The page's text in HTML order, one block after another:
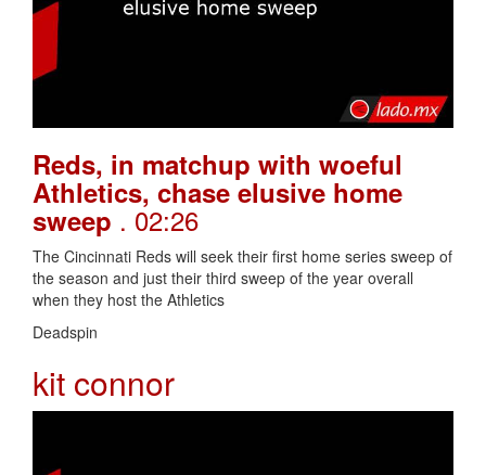
Reds, in matchup with woeful
Athletics, chase elusive home
sweep . 02:26
The Cincinnati Reds will seek their first home series sweep of
the season and just their third sweep of the year overall
when they host the Athletics
Deadspin
kit connor